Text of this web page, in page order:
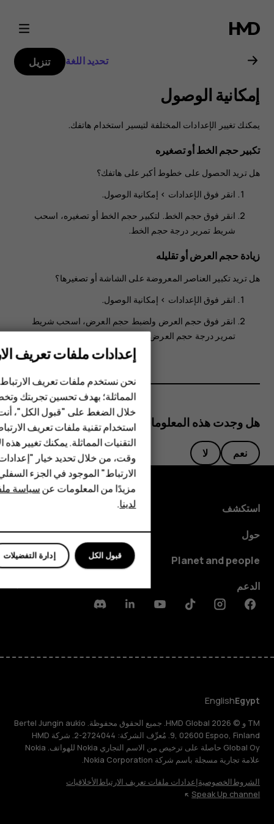
دليل
مستخدم
Nokia
2
الهواتف المميزة
الأكسسوارات
HMD Terra M
HMD DUB
للأعمال
الأجهزة اللوحية
تحديد اللغة تنزيل
إمكانية الوصول
يمكنك تغيير الإعدادات المختلفة لتيسير استخدام هاتفك.
تكبير حجم الخط أو تصغيره
هل تريد الحصول على خطوط أكبر على هاتفك؟
انقر فوق الإعدادات > إمكانية الوصول.
انقر فوق حجم الخط. لتكبير حجم الخط أو تصغيره، اسحب
شريط تمرير درجة حجم الخط.
زيادة حجم العرض أو تقليله
هل تريد تكبير العناصر المعروضة على الشاشة أو تصغيرها؟
انقر فوق الإعدادات > إمكانية الوصول.
انقر فوق حجم العرض ولضبط حجم العرض، اسحب شريط
تمرير درجة حجم العرض.
هل وجدت هذه المعلومات مفيدة؟
نعم لا
استكشف
حول
Planet and people
الدعم
Facebook
Instagram
Tiktok
Youtube
Linkedin
Discord
Egypt
English
TM و © 2026 HMD Global. جميع الحقوق محفوظة. Bertel Jungin aukio
9, 02600 Espoo, Finland. مُعرِّف الشركة: 2724044-2. شركة HMD
Global Oy حاصلة على ترخيص من الاسم التجاري Nokia للهواتف. Nokia
علامة تجارية مسجلة باسم شركة Nokia Corporation.
الشروطالخصوصيةإعدادات ملفات تعريف الارتباطالأخلاقيات
Speak Up channel
إعدادات ملفات تعريف
نحن نستخدم ملفات تعريف
المماثلة؛ بهدف تحسين تجربتك
خلال الضغط على "قبول الكل"،
استخدام تقنية ملفات تعريف
التقنيات المماثلة. يمكنك تغيير
وقت، من خلال تحديد خيار
الارتباط" الموجود في الجزء
مزيدًا من المعلومات عنسياسة
لدينا.
إدارة التفضيلات قبول الكل